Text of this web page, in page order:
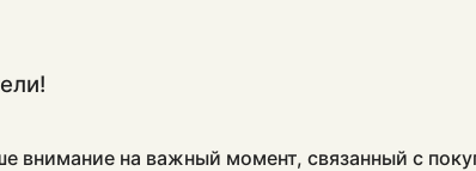
внимание на важный момент, связанный с